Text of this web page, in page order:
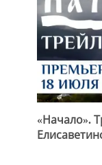
«Начало».